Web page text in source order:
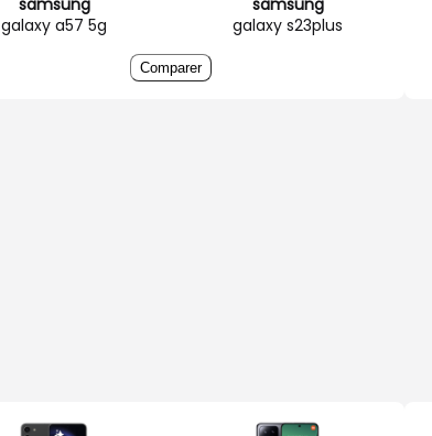
galaxy a57 5g
galaxy s23plus
Comparer